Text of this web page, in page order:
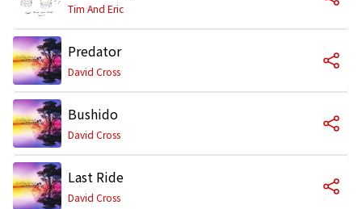
Tim And Eric
Predator
David Cross
Bushido
David Cross
Last Ride
David Cross